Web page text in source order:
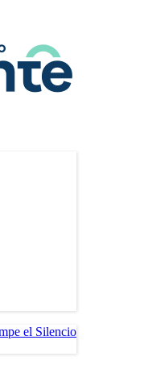
el Silencio